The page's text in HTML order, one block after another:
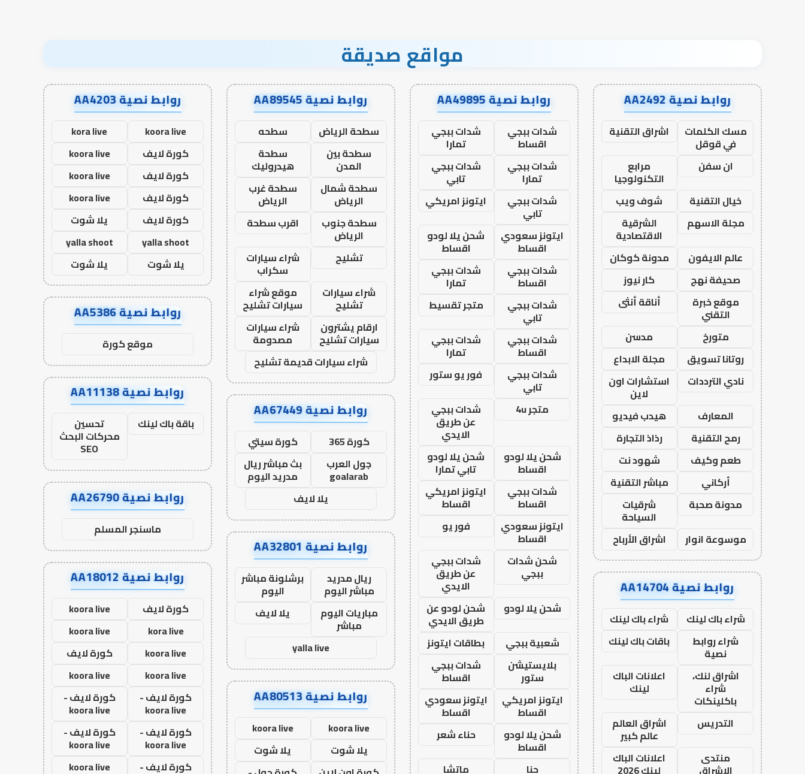
مواقع صديقة
روابط نصية AA2492
مسك الكلمات
في قوقل
اشراق التقنية
ان سفن
مرابع
التكنولوجيا
خيال التقنية
شوف ويب
مجلة الاسهم
الشرقية
الاقتصادية
عالم الايفون
مدونة كوكان
صحيفة نهج
كار نيوز
موقع خبرة
التقني
أناقة أنثى
متورخ
مدسن
روتانا تسويق
مجلة الابداع
نادي الترددات
استشارات اون
لاين
المعارف
هيدب فيديو
رمح التقنية
رذاذ التجارة
طعم وكيف
شهود نت
أركاني
مباشر التقنية
مدونة صحبة
شرقيات
السياحة
موسوعة انوار
اشراق الأرباح
روابط نصية AA14704
شراء باك لينك
شراء باك لينك
شراء روابط
نصية
باقات باك لينك
اشراق لنك،
شراء
باكلينكات
اعلانات الباك
لينك
التدريس
اشراق العالم
عالم كبير
منتدى
اعلانات الباك
روابط نصية AA49895
شدات ببجي
اقساط
شدات ببجي
تمارا
شدات ببجي
تمارا
شدات ببجي
تابي
شدات ببجي
تابي
ايتونز امريكي
ايتونز سعودي
اقساط
شحن يلا لودو
اقساط
شدات ببجي
اقساط
شدات ببجي
تمارا
شدات ببجي
تابي
متجر تقسيط
شدات ببجي
اقساط
شدات ببجي
تمارا
شدات ببجي
تابي
فور يو ستور
متجر 4u
شدات ببجي
عن طريق
الايدي
شحن يلا لودو
اقساط
شحن يلا لودو
تابي تمارا
شدات ببجي
اقساط
ايتونز امريكي
اقساط
ايتونز سعودي
اقساط
فور يو
شحن شدات
ببجي
شدات ببجي
عن طريق
الايدي
شحن يلا لودو
شحن لودو عن
طريق الايدي
شعبية ببجي
بطاقات ايتونز
بلايستيشن
ستور
شدات ببجي
اقساط
ايتونز امريكي
اقساط
ايتونز سعودي
اقساط
شحن يلا لودو
اقساط
حناء شعر
حنا
ماتشا
روابط نصية AA89545
سطحة الرياض
سطحه
سطحة بين
المدن
سطحة
هيدروليك
سطحة شمال
الرياض
سطحة غرب
الرياض
سطحة جنوب
الرياض
اقرب سطحة
تشليح
شراء سيارات
سكراب
شراء سيارات
تشليح
موقع شراء
سيارات تشليح
ارقام يشترون
سيارات تشليح
شراء سيارات
مصدومة
شراء سيارات قديمة تشليح
روابط نصية AA67449
كورة 365
كورة سيتي
جول العرب
goalarab
بث مباشر ريال
مدريد اليوم
يلا لايف
روابط نصية AA32801
ريال مدريد
مباشر اليوم
برشلونة مباشر
اليوم
مباريات اليوم
مباشر
يلا لايف
yalla live
روابط نصية AA80513
koora live
koora live
يلا شوت
يلا شوت
روابط نصية AA4203
koora live
kora live
كورة لايف
koora live
كورة لايف
koora live
كورة لايف
koora live
كورة لايف
يلا شوت
yalla shoot
yalla shoot
يلا شوت
يلا شوت
روابط نصية AA5386
موقع كورة
روابط نصية AA11138
باقة باك لينك تحسين
محركات البحث
SEO
روابط نصية AA26790
ماسنجر المسلم
روابط نصية AA18012
كورة لايف
koora live
kora live
koora live
koora live
كورة لايف
koora live
koora live
كورة لايف -
koora live
كورة لايف -
koora live
كورة لايف -
koora live
كورة لايف -
koora live
كورة لايف -
koora live